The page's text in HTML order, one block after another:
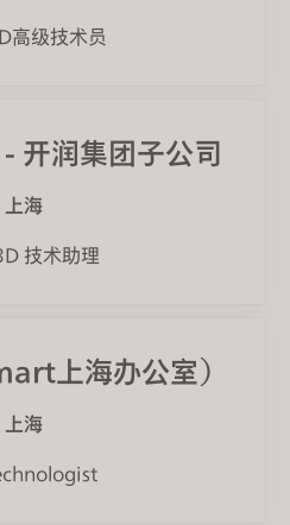
高级技术员
开润集团子公司
上海
技术助理
上海办公室）
上海